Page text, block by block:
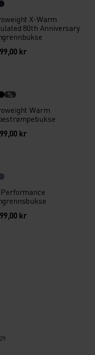
X-Warm
80th Anniversary
kr
%
Warm
kr
Performance
kr